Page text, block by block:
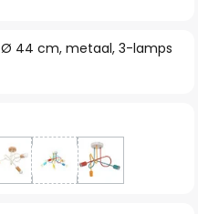
44 cm, metaal, 3-lamps